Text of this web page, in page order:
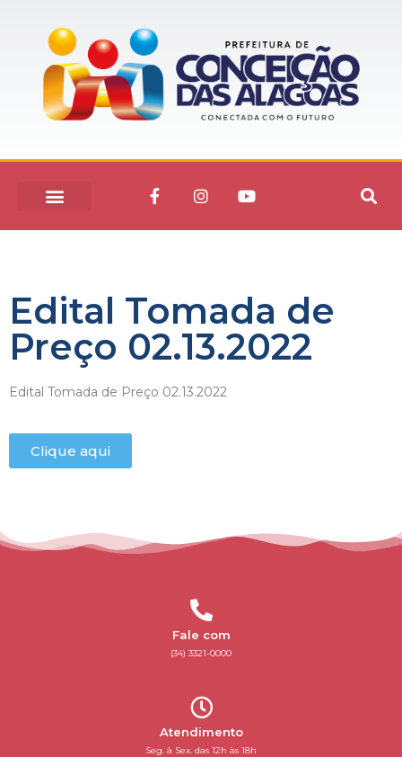
Edital Tomada de
Preço 02.13.2022
Edital Tomada de Preço 02.13.2022
Clique aqui
Fale com
(34) 3321-0000
Atendimento
Seg. à Sex. das 12h às 18h